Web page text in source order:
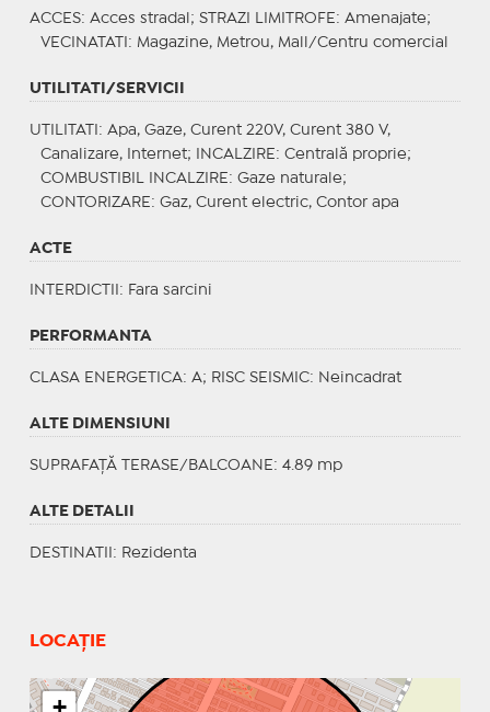
ACCES: Acces stradal; STRAZI LIMITROFE : Amenajate;
VECINATATI : Magazine, Metrou, Mall/Centru comercial
UTILITATI/SERVICII
UTILITATI : Apa, Gaze, Curent 220V, Curent 380 V,
Canalizare, Internet;
INCALZIRE : Centrală proprie;
COMBUSTIBIL INCALZIRE : Gaze naturale;
CONTORIZARE : Gaz, Curent electric, Contor apa
ACTE
INTERDICTII : Fara sarcini
PERFORMANTA
CLASA ENERGETICA: A; RISC SEISMIC: Neincadrat
ALTE DIMENSIUNI
SUPRAFAȚĂ TERASE/BALCOANE: 4.89 mp
ALTE DETALII
DESTINATII : Rezidenta
LOCAȚIE